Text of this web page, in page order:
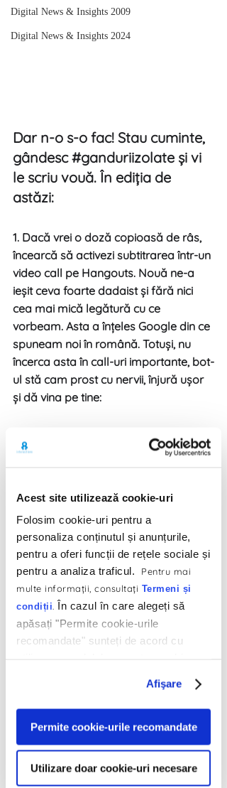
Acest site utilizează cookie-uri
Folosim cookie-uri pentru a
personaliza conținutul și anunțurile,
pentru a oferi funcții de rețele sociale și
pentru a analiza traficul.
Pentru mai
multe informaţii, consultaţi Termeni și
condiții. În cazul în care alegeți să
apăsați "Permite cookie-urile
recomandate" sunteți de acord cu
Afişare
Permite cookie-urile recomandate
Utilizare doar cookie-uri necesare
Digital News & Insights 2009
Digital News & Insights 2024
Dar n-o s-o fac! Stau cuminte,
gândesc #ganduriizolate și vi
le scriu vouă. În ediția de
astăzi:
1. Dacă vrei o doză copioasă de râs,
încearcă să activezi subtitrarea într-un
video call pe Hangouts. Nouă ne-a
ieșit ceva foarte dadaist și fără nici
cea mai mică legătură cu ce
vorbeam. Asta a înțeles Google din ce
spuneam noi în română. Totuși, nu
încerca asta în call-uri importante, bot-
ul stă cam prost cu nervii, înjură ușor
și dă vina pe tine:
2. Mă tot gândesc unde voi merge
prima dată când se termină cu
izolarea. Nu cred că va conta așa de
pe jos. Mi-e foarte dor de mers! Ah,
parcă mă și văd: